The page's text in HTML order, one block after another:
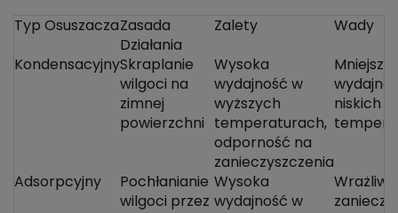
Typ OsuszaczaZasada
Działania
Zalety Wady
KondensacyjnySkraplanie
wilgoci na
zimnej
powierzchni
Wysoka
wydajność w
wyższych
temperaturach,
odporność na
zanieczyszczenia
Mniejsza
niskich
Adsorpcyjny
Pochłanianie
wilgoci przez
Wysoka
wydajność w